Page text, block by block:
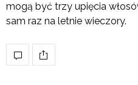
mogą być trzy upięcia
sam raz na letnie wieczory.